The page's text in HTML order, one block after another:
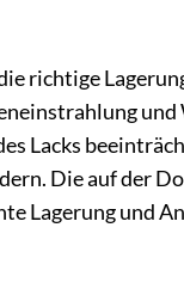
richtige
und
Lacks
Die auf der
Lagerung und